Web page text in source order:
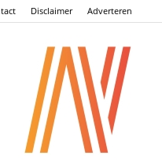
Disclaimer Adverteren